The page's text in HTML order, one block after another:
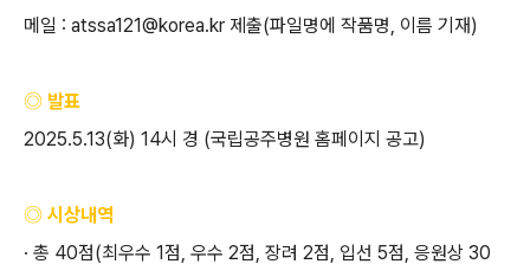
메일 : atssa121@korea.kr 제출(파일명에 작품명, 이름 기재)
◎ 발표
2025.5.13(화) 14시 경 (국립공주병원 홈페이지 공고)
◎ 시상내역
· 총 40점(최우수 1점, 우수 2점, 장려 2점, 입선 5점, 응원상 30